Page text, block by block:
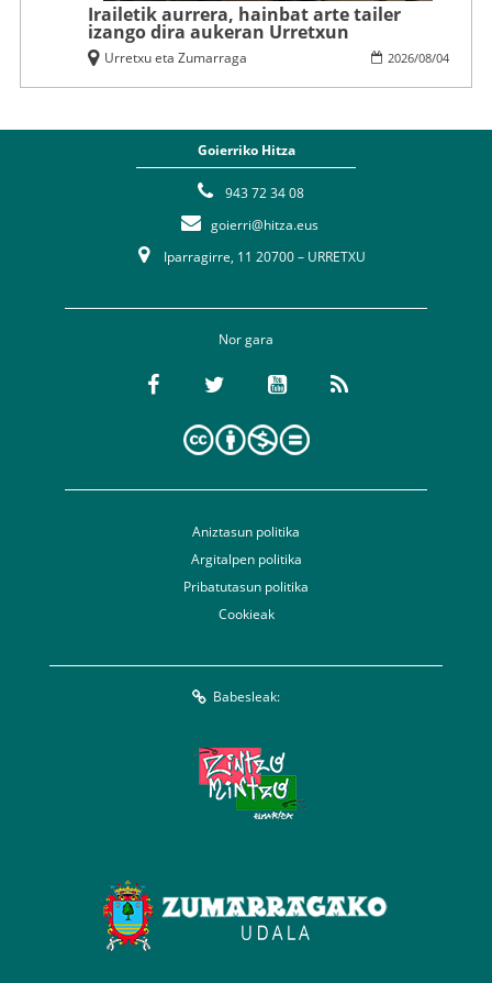
Irailetik aurrera, hainbat arte tailer
izango dira aukeran Urretxun
2026/08/04
Urretxu eta Zumarraga
Goierriko Hitza
943 72 34 08
goierri@hitza.eus
Iparragirre, 11 20700 – URRETXU
Nor gara
Aniztasun politika
Argitalpen politika
Pribatutasun politika
Cookieak
Babesleak: